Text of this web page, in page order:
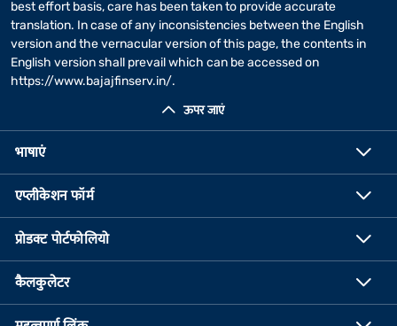
ऊपर जाएं
best effort basis, care has been taken to provide accurate
translation. In case of any inconsistencies between the English
version and the vernacular version of this page, the contents in
English version shall prevail which can be accessed on
https://www.bajajfinserv.in/.
भाषाएं
एप्लीकेशन फॉर्म
प्रोडक्ट पोर्टफोलियो
कैलकुलेटर